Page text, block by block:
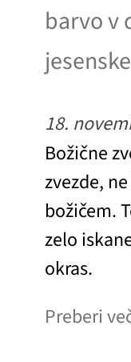
barvo v
18.
Božične
zvezde,
božičem.
zelo
okras.
Preberi